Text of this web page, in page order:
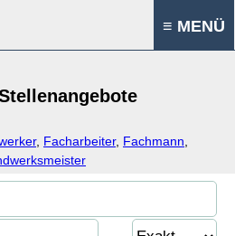
≡ MENÜ
, Facharbeiter, Fachmann